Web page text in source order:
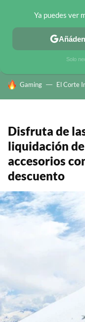
CHOLLOS TELEGRAM
HOY SE HABLA DE
Gaming El Corte
Disfruta de
liquidación
accesorios
descuento
Ya puedes ver
Solo